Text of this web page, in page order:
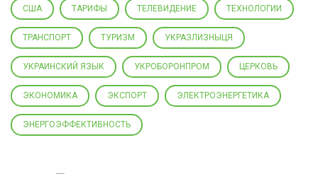
США ТАРИФЫ ТЕЛЕВИДЕНИЕ ТЕХНОЛОГИИ
ТРАНСПОРТ ТУРИЗМ УКРАЗЛИЗНЫЦЯ
УКРАИНСКИЙ ЯЗЫК УКРОБОРОНПРОМ ЦЕРКОВЬ
ЭКОНОМИКА ЭКСПОРТ ЭЛЕКТРОЭНЕРГЕТИКА
ЭНЕРГОЭФФЕКТИВНОСТЬ